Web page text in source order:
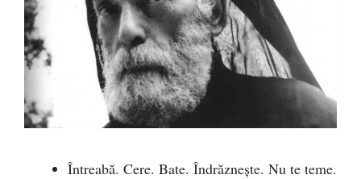
Întreabă. Cere. Bate. Îndrăzneşte. Nu te teme.